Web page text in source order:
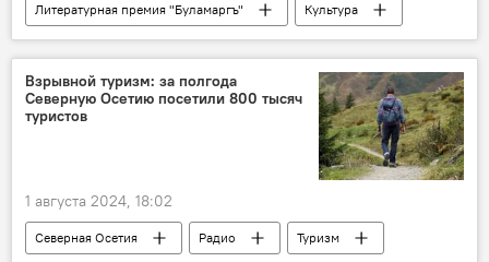
Литературная премия "Буламаргъ"
Культура
Посольство РЮО в РФ
Южная Осетия
Взрывной туризм: за полгода
Северную Осетию посетили 800 тысяч
туристов
1 августа 2024, 18:02
Северная Осетия Радио
Туризм